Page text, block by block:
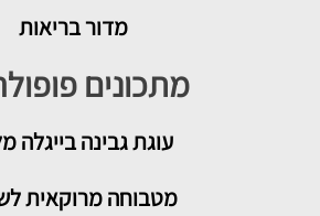
מדור בריאות
מתכונים
עוגת גבינה בייגלה
מטבוחה מרוקאית